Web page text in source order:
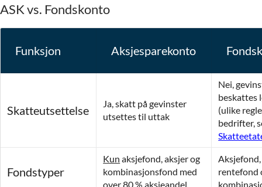
ASK vs. Fondskonto
Funksjon Aksjesparekonto
Skatteutsettelse
Ja, skatt på gevinster
utsettes til uttak
Nei,
beskattes
(ulike
bedrifter,
Fondstyper
Kun aksjefond, aksjer og
kombinasjonsfond med
over 80 % aksjeandel
Aksjefond,
rentefond